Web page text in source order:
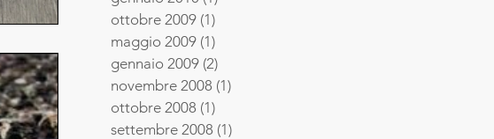
ottobre 2009 (1)
maggio 2009 (1)
gennaio 2009 (2)
novembre 2008 (1)
ottobre 2008 (1)
settembre 2008 (1)